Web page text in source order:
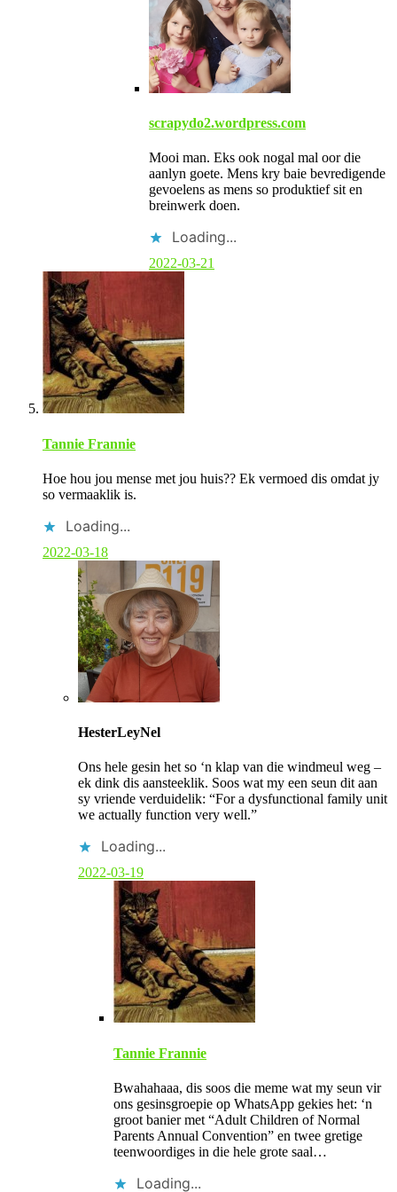
scrapydo2.wordpress.com
Mooi man. Eks ook nogal mal oor die
aanlyn goete. Mens kry baie bevredigende
gevoelens as mens so produktief sit en
breinwerk doen.
Loading...
2022-03-21
Tannie Frannie
Hoe hou jou mense met jou huis?? Ek vermoed dis omdat jy
so vermaaklik is.
Loading...
2022-03-18
o
m
e
n
t
b
y
p
o
HesterLeyNel
Ons hele gesin het so ‘n klap van die windmeul weg –
ek dink dis aansteeklik. Soos wat my een seun dit aan
sy vriende verduidelik: “For a dysfunctional family unit
we actually function very well.”
Loading...
2022-03-19
Tannie Frannie
Bwahahaaa, dis soos die meme wat my seun vir
ons gesinsgroepie op WhatsApp gekies het: ‘n
groot banier met “Adult Children of Normal
Parents Annual Convention” en twee gretige
teenwoordiges in die hele grote saal…
Loading...